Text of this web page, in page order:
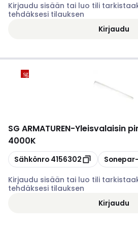
Kirjaudu sisään tai luo tili
tehdäksesi tilauksen
Kirjaudu
SG ARMATUREN-Yleisvalaisin
4000K
Kopioi
Sähkönro 4156302 Kopioi
Kirjaudu sisään tai luo tili
tehdäksesi tilauksen
Kirjaudu